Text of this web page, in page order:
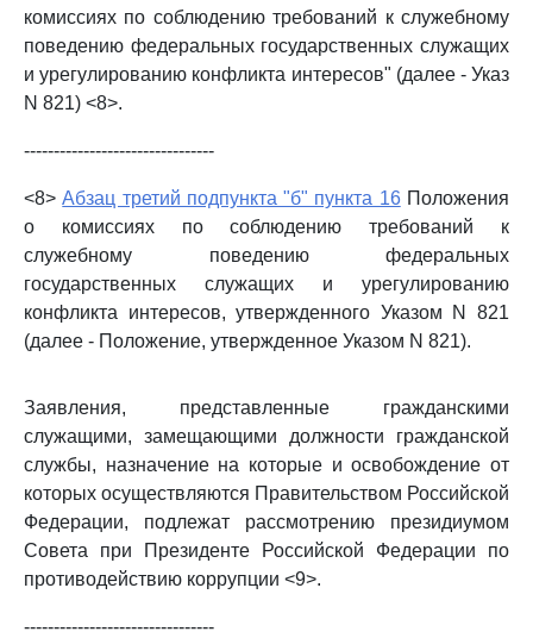
комиссиях по соблюдению требований к служебному
поведению федеральных государственных служащих
и урегулированию конфликта интересов" (далее - Указ
N 821) <8>.
--------------------------------
<8>Абзац третий подпункта "б" пункта 16Положения
о комиссиях по соблюдению требований к
служебному поведению федеральных
государственных служащих и урегулированию
конфликта интересов, утвержденного Указом N 821
(далее - Положение, утвержденное Указом N 821).
Заявления, представленные гражданскими
служащими, замещающими должности гражданской
службы, назначение на которые и освобождение от
которых осуществляются Правительством Российской
Федерации, подлежат рассмотрению президиумом
Совета при Президенте Российской Федерации по
противодействию коррупции <9>.
--------------------------------